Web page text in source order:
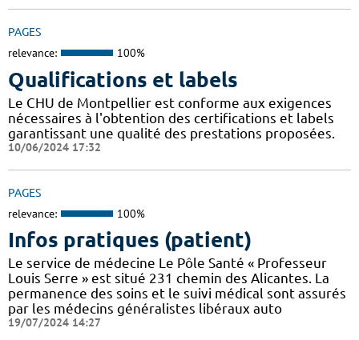
PAGES
relevance: 100%
Qualifications et labels
Le CHU de Montpellier est conforme aux exigences
nécessaires à l'obtention des certifications et labels
garantissant une qualité des prestations proposées.
10/06/2024 17:32
PAGES
relevance: 100%
Infos pratiques (patient)
Le service de médecine Le Pôle Santé « Professeur
Louis Serre » est situé 231 chemin des Alicantes. La
permanence des soins et le suivi médical sont assurés
par les médecins généralistes libéraux auto
19/07/2024 14:27